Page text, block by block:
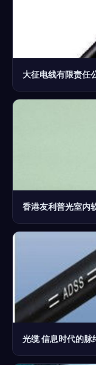
大征电线有限责任
香港友利普光室内
光缆 信息时代的脉